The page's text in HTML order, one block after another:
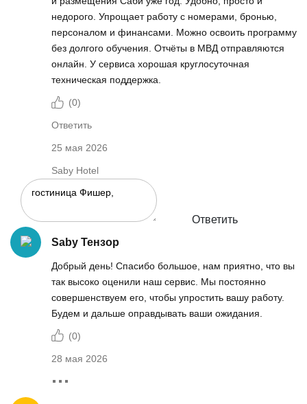
недорого. Упрощает работу с номерами, бронью,
персоналом и финансами. Можно освоить программу
без долгого обучения. Отчёты в МВД отправляются
онлайн. У сервиса хорошая круглосуточная
техническая поддержка.
(0)
Ответить
25 мая 2026
Saby Hotel
Ответить
Saby Тензор
Добрый день! Спасибо большое, нам приятно, что вы
так высоко оценили наш сервис. Мы постоянно
совершенствуем его, чтобы упростить вашу работу.
Будем и дальше оправдывать ваши ожидания.
(0)
28 мая 2026